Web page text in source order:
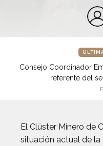
Consejo Coordinador
referente del
El Clúster Minero de
situación actual de la